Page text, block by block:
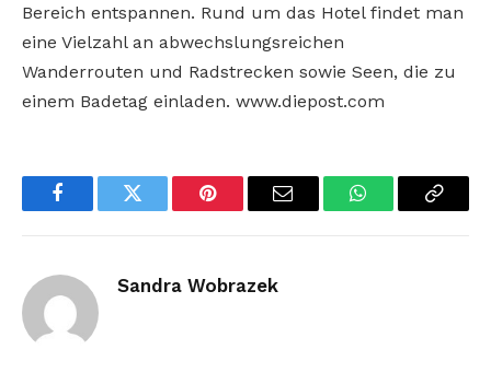
Bereich entspannen. Rund um das Hotel findet man
eine Vielzahl an abwechslungsreichen
Wanderrouten und Radstrecken sowie Seen, die zu
einem Badetag einladen. www.diepost.com
FacebookTwitter Pinterest Email WhatsAppCopy
Sandra Wobrazek